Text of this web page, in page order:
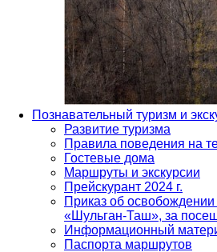
Познавательный туризм и
Развитие туризма
Правила поведения на
Гостевые дома
Маршруты и экскурсии
Прейскурант 2024 г.
Приказ об
«Шульган-Таш», за
Информационный
Паспорта маршрутов